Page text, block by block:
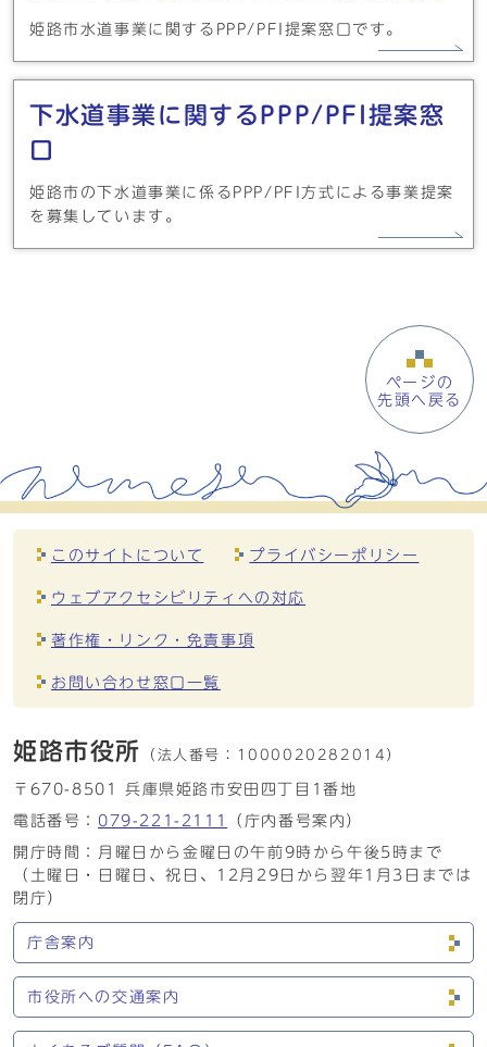
姫路市水道事業に関するPPP/PFI提案窓口です。
下水道事業に関するPPP/PFI提案窓
口
姫路市の下水道事業に係るPPP/PFI方式による事業提案
を募集しています。
ページの
先頭へ戻る
このサイトについて プライバシーポリシー
ウェブアクセシビリティへの対応
著作権・リンク・免責事項
お問い合わせ窓口一覧
姫路市役所 （法人番号： 1000020282014）
〒670-8501 兵庫県姫路市安田四丁目1番地
電話番号： 079-221-2111
（庁内番号案内）
開庁時間：月曜日から金曜日の午前9時から午後5時まで
（土曜日・日曜日、祝日、12月29日から翌年1月3日までは
閉庁）
庁舎案内
市役所への交通案内